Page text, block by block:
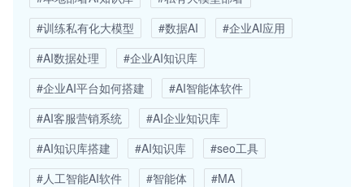
#训练私有化大模型
#数据AI
#企业AI应用
#AI数据处理
#企业AI知识库
#企业AI平台如何搭建
#AI智能体软件
#AI客服营销系统
#AI企业知识库
#AI知识库搭建
#AI知识库
#seo工具
#人工智能AI软件
#智能体
#MA